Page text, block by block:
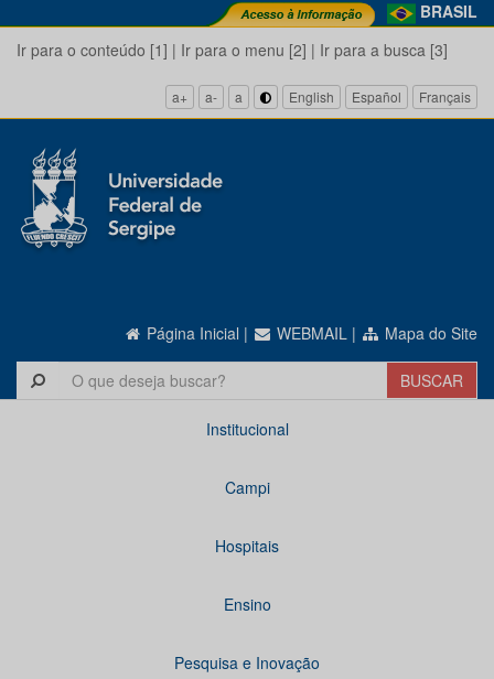
BRASIL
Ir para o conteúdo [1] | Ir para o menu [2] | Ir para a busca [3]
a+ a- a English Español Français
Página Inicial | WEBMAIL | Mapa do Site
Institucional
Campi
Hospitais
Ensino
Pesquisa e Inovação